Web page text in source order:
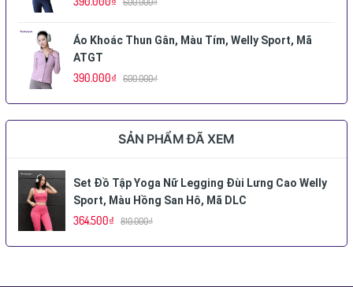
Áo Khoác Thun Gân, Màu Tím, Welly Sport, Mã
ATGT
390.000₫ 600.000₫
SẢN PHẨM ĐÃ XEM
Set Đồ Tập Yoga Nữ Legging Đùi Lưng Cao Welly
Sport, Màu Hồng San Hô, Mã DLC
364.500₫ 810.000₫